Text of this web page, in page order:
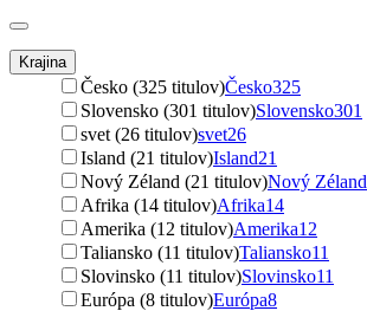
Krajina
Česko (325 titulov)Česko325
Slovensko (301 titulov)Slovensko301
svet (26 titulov)svet26
Island (21 titulov)Island21
Nový Zéland (21 titulov)Nový Zéland
Afrika (14 titulov)Afrika14
Amerika (12 titulov)Amerika12
Taliansko (11 titulov)Taliansko11
Slovinsko (11 titulov)Slovinsko11
Európa (8 titulov)Európa8